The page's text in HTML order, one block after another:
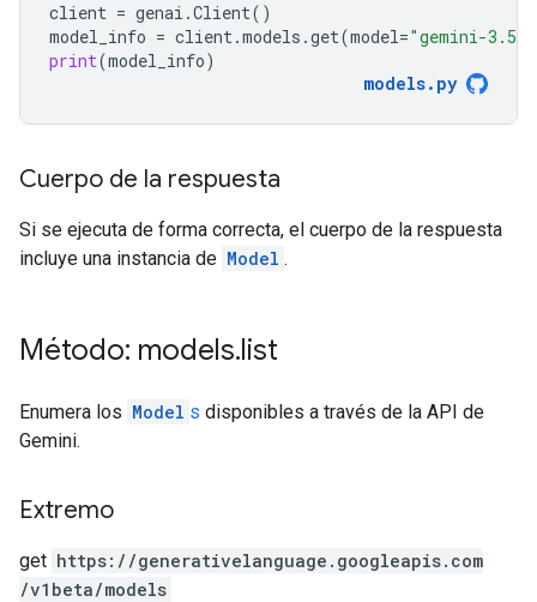
client = genai .Client()
model_info = client.models .get(model="gemini-3.5-
print(model_info)
models. py
Cuerpo de la respuesta
Si se ejecuta de forma correcta, el cuerpo de la respuesta
incluye una instancia de Model .
Método: models.list
Enumera los Model s disponibles a través de la API de
Gemini.
Extremo
get https: / /generativelanguage.googleapis.com
/v1beta/models